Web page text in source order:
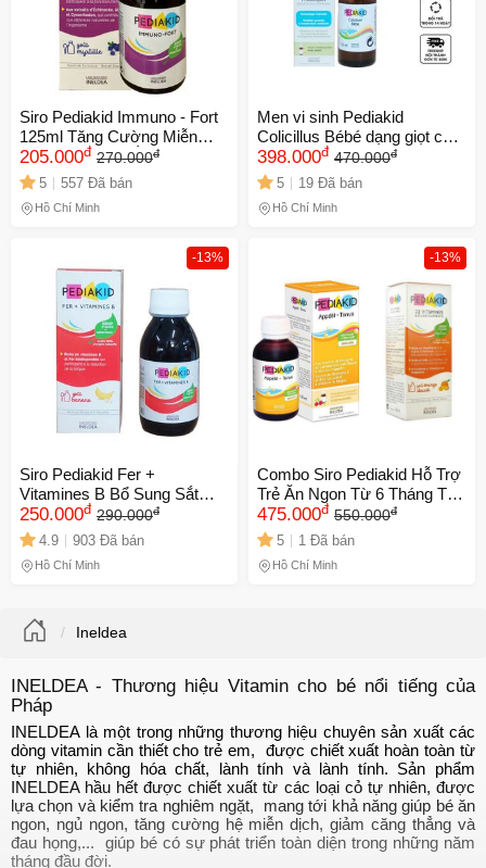
Siro Pediakid Immuno - Fort
125ml Tăng Cường Miễn
Dịch Cho Bé, BỔ SUNG
Vitamin C, Hương Vị Việt
Quất, Đến Từ Pháp
205.000đ 270.000đ
5 557 Đã bán
Hồ Chí Minh
Men vi sinh Pediakid
Colicillus Bébé dạng giọt cho
trẻ sơ sinh - Hỗ trợ tiêu hóa,
bổ sung lợi khuẩn, tăng
cường hấp thu dinh dưỡng
398.000đ 470.000đ
5 19 Đã bán
Hồ Chí Minh
-13%
Siro Pediakid Fer +
Vitamines B Bổ Sung Sắt
Cho Trẻ Em Từ 6 Tháng Tuổi
- Hỗ Trợ Ăn Ngon, Tăng
Cường Miễn Dịch, Dạng
Lỏng Hương Chuối
250.000đ 290.000đ
4.9 903 Đã bán
Hồ Chí Minh
-13%
Combo Siro Pediakid Hỗ Trợ
Trẻ Ăn Ngon Từ 6 Tháng Trở
Lên - Vitamin Tổng Hợp Của
Pháp Tăng Cường Sức Đề
Kháng và Hấp Thu
475.000đ 550.000đ
5 1 Đã bán
Hồ Chí Minh
Ineldea
INELDEA - Thương hiệu Vitamin cho bé nổi tiếng của
Pháp
INELDEA là một trong những thương hiệu chuyên sản xuất các
dòng vitamin cần thiết cho trẻ em, được chiết xuất hoàn toàn từ
tự nhiên, không hóa chất, lành tính và lành tính. Sản phẩm
INELDEA hầu hết được chiết xuất từ các loại cỏ tự nhiên, được
lựa chọn và kiểm tra nghiêm ngặt, mang tới khả năng giúp bé ăn
ngon, ngủ ngon, tăng cường hệ miễn dịch, giảm căng thẳng và
đau họng,... giúp bé có sự phát triển toàn diện trong những năm
tháng đầu đời.